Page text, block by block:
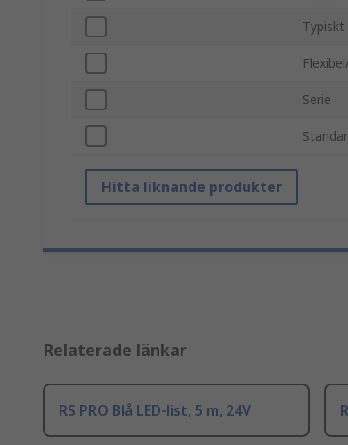
Serie
Hitta liknande produkter
Relaterade länkar
RS PRO Blå LED-list, 5 m, 24V